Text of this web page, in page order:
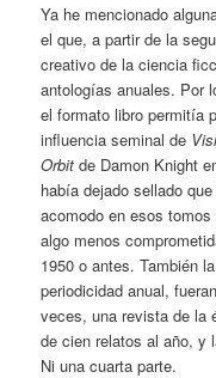
Ya he mencionado
el que, a partir de la
creativo de la ciencia
antologías anuales. Por
el formato libro permitía
influencia seminal de
Orbit de Damon Knight
había dejado sellado
acomodo en esos
algo menos
1950 o antes. También
periodicidad anual,
veces, una revista de la
de cien relatos al año, y
Ni una cuarta parte.